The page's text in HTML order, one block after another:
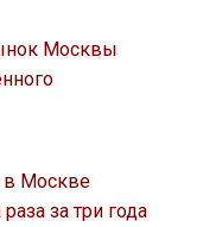
Москвы
в Москве
за три года